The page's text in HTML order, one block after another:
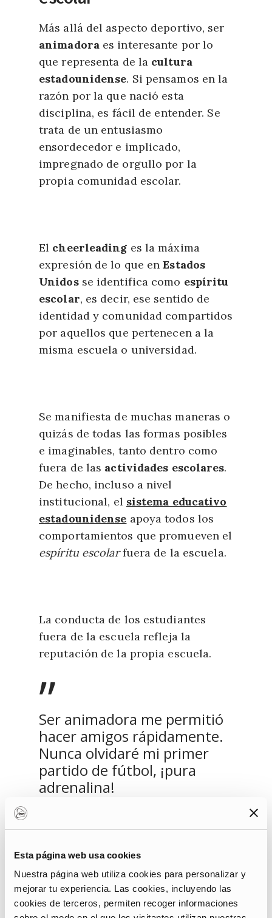
Esta página web usa cookies
Nuestra página web utiliza cookies para personalizar y
mejorar tu experiencia. Las cookies, incluyendo las
cookies de terceros, permiten recoger informaciones
Más allá del aspecto deportivo, ser
animadoraes interesante por lo
que representa de la cultura
estadounidense. Si pensamos en la
razón por la que nació esta
disciplina, es fácil de entender. Se
trata de un entusiasmo
ensordecedor e implicado,
impregnado de orgullo por la
propia comunidad escolar.
El cheerleading es la máxima
expresión de lo que enEstados
Unidosse identifica como espíritu
escolar, es decir, ese sentido de
identidad y comunidad compartidos
por aquellos que pertenecen a la
misma escuela o universidad.
Se manifiesta de muchas maneras o
quizás de todas las formas posibles
e imaginables, tanto dentro como
fuera de las actividades escolares.
De hecho, incluso a nivel
institucional, el sistema educativo
estadounidense apoya todos los
comportamientos que promueven el
espíritu escolarfuera de la escuela.
La conducta de los estudiantes
fuera de la escuela refleja la
reputación de la propia escuela.
”
Ser animadora me permitió
hacer amigos rápidamente.
Nunca olvidaré mi primer
partido de fútbol, ¡pura
adrenalina!
Julia
Hay varios momentos recopilados
en los que el espíritu de